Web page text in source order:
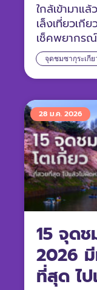
จุดชมซากุระเกีย
ใกล้เข้ามาแ
เล็งเที่ยวเกี
เช็คพยากรณ์
ของปีนี้ที่ออก
สัมผัสบรรยา
15 จุดช
2026
ที่สุด ไ
28 ม.ค. 2026